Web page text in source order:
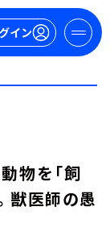
イン
物を「飼
獣医師の愚